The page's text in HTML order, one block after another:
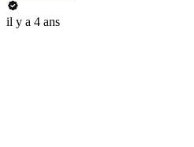
il y a 4 ans